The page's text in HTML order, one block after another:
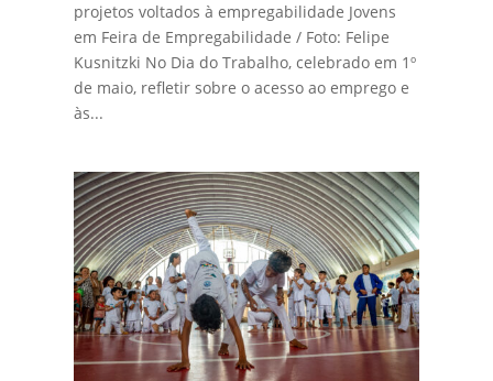
projetos voltados à empregabilidade Jovens
em Feira de Empregabilidade / Foto: Felipe
Kusnitzki No Dia do Trabalho, celebrado em 1º
de maio, refletir sobre o acesso ao emprego e
às...